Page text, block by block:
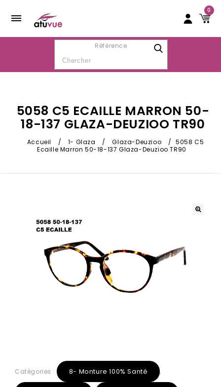
0
Référence
5058 C5 ECAILLE MARRON 50-
18-137 GLAZA-DEUZIOO TR90
Accueil / 1- Glaza / Glaza-Deuzioo / 5058 C5
Ecaille Marron 50-18-137 Glaza-Deuzioo TR90
Catégories : 8- Monture 100% Santé ,